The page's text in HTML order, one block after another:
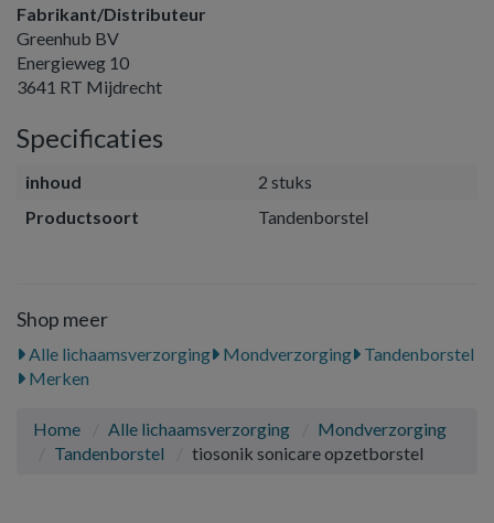
Fabrikant/Distributeur
Greenhub BV
Energieweg 10
3641 RT Mijdrecht
Specificaties
inhoud
2 stuks
Productsoort
Tandenborstel
Shop meer
Alle lichaamsverzorging Mondverzorging
Tandenborstel
Merken
Home Alle lichaamsverzorging
Mondverzorging
Tandenborstel
tiosonik sonicare opzetborstel